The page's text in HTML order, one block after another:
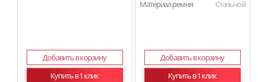
Добавить в корзину
Купить в 1 клик
Материал ремня
Стальной
Добавить в корзину
Купить в 1 клик